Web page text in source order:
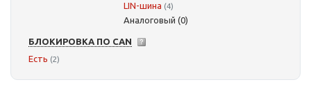
LIN-шина (4)
Аналоговый (0)
БЛОКИРОВКА ПО CAN
Есть (2)